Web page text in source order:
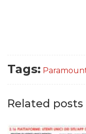
Tags:
Related posts